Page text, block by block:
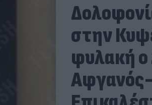
στην
φυλακή
Αφγανός-